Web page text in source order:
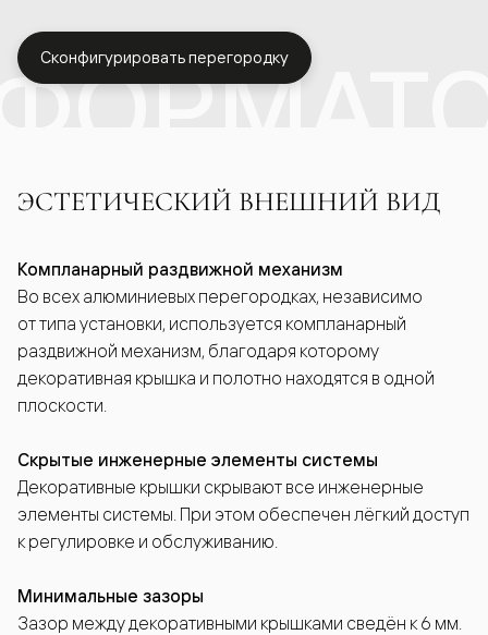
Сконфигурировать перегородку
ЭСТЕТИЧЕСКИЙ ВНЕШНИЙ ВИД
Компланарный раздвижной механизм
Во всех алюминиевых перегородках, независимо
от типа установки, используется компланарный
раздвижной механизм, благодаря которому
декоративная крышка и полотно находятся в одной
плоскости.
Скрытые инженерные элементы системы
Декоративные крышки скрывают все инженерные
элементы системы. При этом обеспечен лёгкий доступ
к регулировке и обслуживанию.
Минимальные зазоры
Зазор между декоративными крышками сведён к 6 мм.